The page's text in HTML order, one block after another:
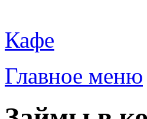
Кафе
Главное меню